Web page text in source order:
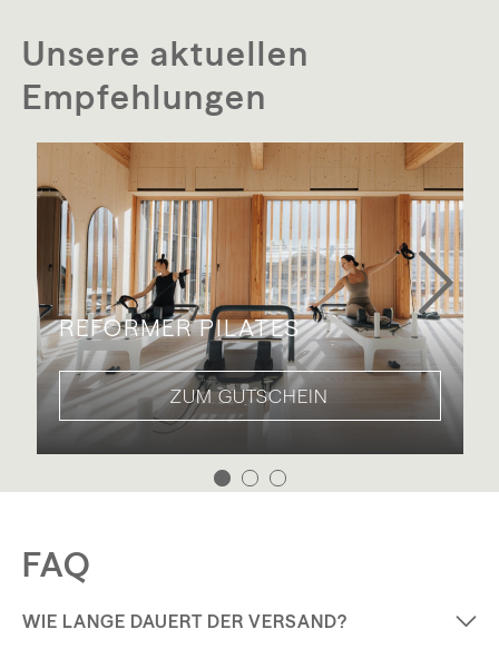
Unsere aktuellen
Empfehlungen
REFORMER PILATES
ZUM GUTSCHEIN
FAQ
WIE LANGE DAUERT DER VERSAND?